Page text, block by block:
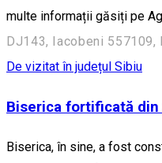
multe informații găsiți pe
DJ143, Iacobeni 557109,
De vizitat în județul Sibiu
Biserica fortificată din
Biserica, în sine, a fost